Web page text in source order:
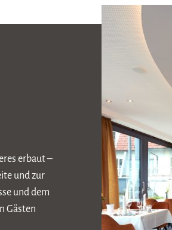
erbaut –
und zur
und dem
Gästen